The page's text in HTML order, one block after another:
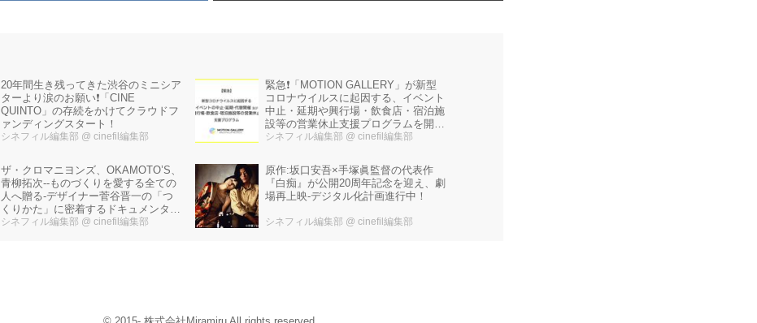
20年間生き残ってきた渋谷のミニシア
ターより涙のお願い❗️「CINE
QUINTO」の存続をかけてクラウドフ
ァンディングスタート！
シネフィル編集部 @ cinefil編集部
緊急❗️「MOTION GALLERY」が新型
コロナウイルスに起因する、イベント
中止・延期や興行場・飲食店・宿泊施
設等の営業休止支援プログラムを開
始！
シネフィル編集部 @ cinefil編集部
ザ・クロマニヨンズ、OKAMOTO’S、
青柳拓次--ものづくりを愛する全ての
人へ贈る-デザイナー菅谷晋一の「つ
くりかた」に密着するドキュメンタリ
ー
シネフィル編集部 @ cinefil編集部
原作:坂口安吾×手塚眞監督の代表作
『白痴』が公開20周年記念を迎え、劇
場再上映-デジタル化計画進行中！
シネフィル編集部 @ cinefil編集部